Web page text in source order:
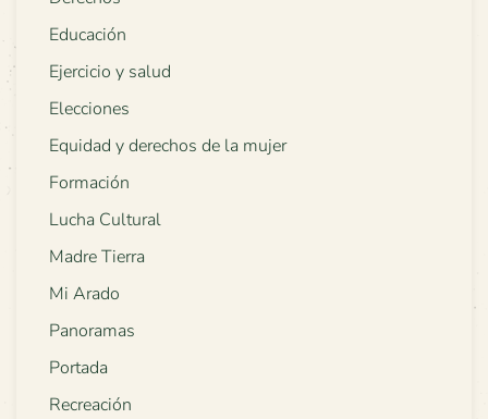
Educación
Ejercicio y salud
Elecciones
Equidad y derechos de la mujer
Formación
Lucha Cultural
Madre Tierra
Mi Arado
Panoramas
Portada
Recreación